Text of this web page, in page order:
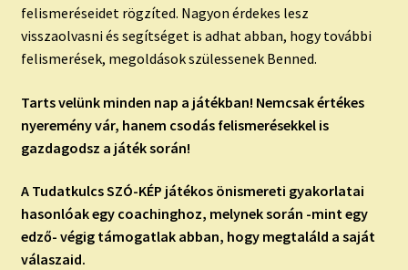
felismeréseidet rögzíted. Nagyon érdekes lesz
visszaolvasni és segítséget is adhat abban, hogy további
felismerések, megoldások szülessenek Benned.
Tarts velünk minden nap a játékban! Nemcsak értékes
nyeremény vár, hanem csodás felismerésekkel is
gazdagodsz a játék során!
A Tudatkulcs SZÓ-KÉP játékos önismereti gyakorlatai
hasonlóak egy coachinghoz, melynek során -mint egy
edző- végig támogatlak abban, hogy megtaláld a saját
válaszaid.